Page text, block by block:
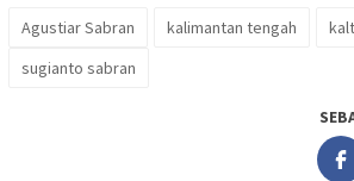
Agustiar Sabran kalimantan tengah
sugianto sabran